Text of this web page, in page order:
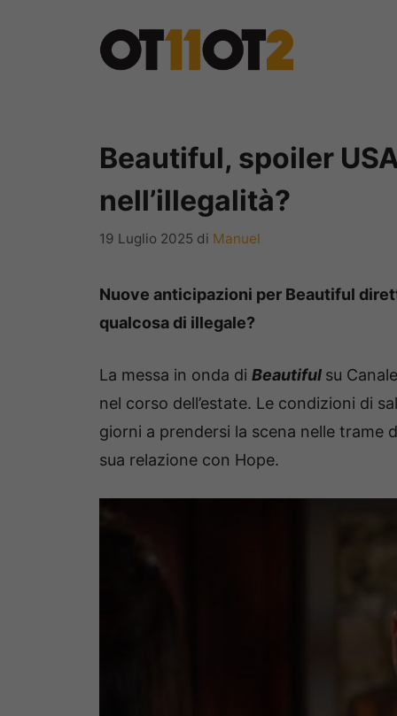
Beautiful, spoiler
nell’illegalità?
19 Luglio 2025 di Manuel
Nuove anticipazioni per Beautiful
qualcosa di illegale?
La messa in onda di Beautiful su
nel corso dell’estate. Le condizioni di
giorni a prendersi la scena nelle trame
sua relazione con Hope.